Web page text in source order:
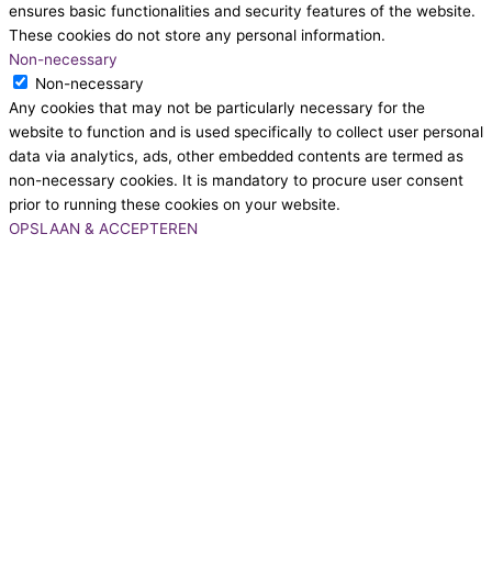
ensures basic functionalities and security features of the website.
These cookies do not store any personal information.
Non-necessary
Non-necessary
Any cookies that may not be particularly necessary for the
website to function and is used specifically to collect user personal
data via analytics, ads, other embedded contents are termed as
non-necessary cookies. It is mandatory to procure user consent
prior to running these cookies on your website.
OPSLAAN & ACCEPTEREN